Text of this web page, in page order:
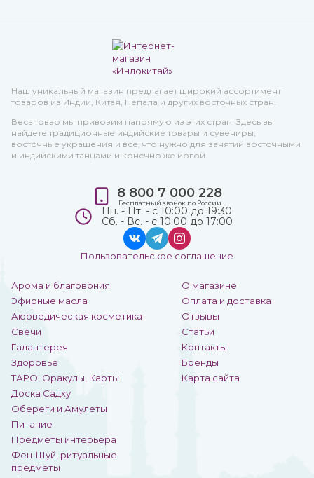
Наш уникальный магазин предлагает широкий ассортимент
товаров из Индии, Китая, Непала и других восточных стран.
Весь товар мы привозим напрямую из этих стран. Здесь вы
найдете традиционные индийские товары и сувениры,
восточные украшения и все, что нужно для занятий восточными
и индийскими танцами и конечно же йогой.
Арома и благовония
Эфирные масла
Аюрведическая косметика
Свечи
Галантерея
Здоровье
ТАРО, Оракулы, Карты
Доска Садху
Обереги и Амулеты
Питание
Предметы интерьера
Фен-Шуй, ритуальные
предметы
О магазине
Оплата и доставка
Отзывы
Статьи
Контакты
Бренды
Карта сайта
8 800 7 000 228
Бесплатный звонок по России
Пн. - Пт. - с 10:00 до 19:30
Сб. - Вс. - с 10:00 до 17:00
Пользовательское соглашение